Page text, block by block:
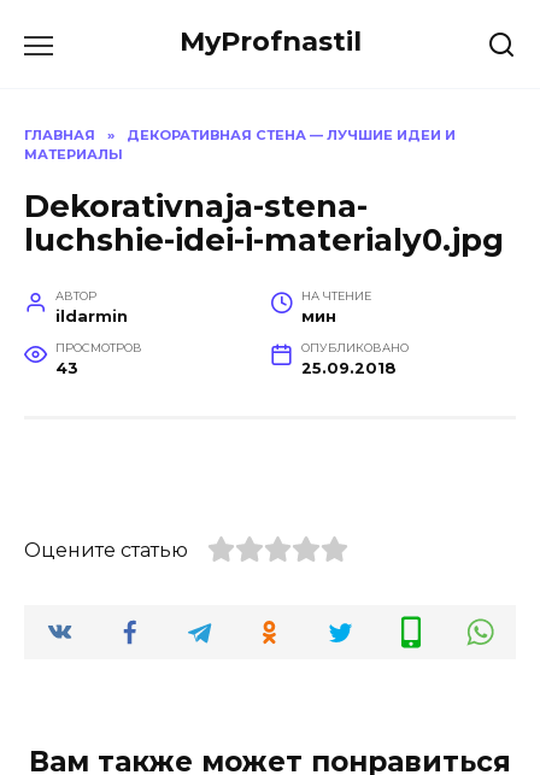
MyProfnastil
ГЛАВНАЯ »
ДЕКОРАТИВНАЯ СТЕНА — ЛУЧШИЕ ИДЕИ И
МАТЕРИАЛЫ
Dekorativnaja-stena-
luchshie-idei-i-materialy0.jpg
АВТОР
ildarmin
НА ЧТЕНИЕ
мин
ПРОСМОТРОВ
43
ОПУБЛИКОВАНО
25.09.2018
Оцените статью
Вам также может понравиться